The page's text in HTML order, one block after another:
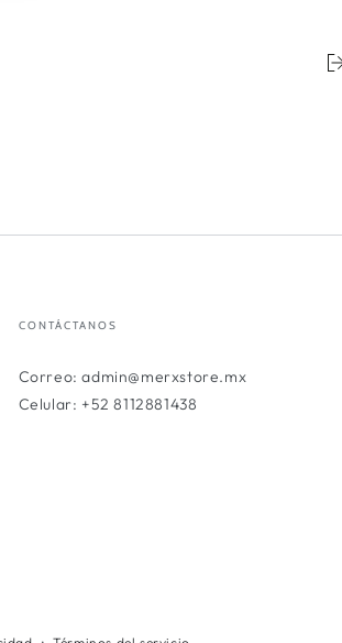
CONTÁCTANOS
Correo: admin@merxstore.mx
Celular: +52 8112881438